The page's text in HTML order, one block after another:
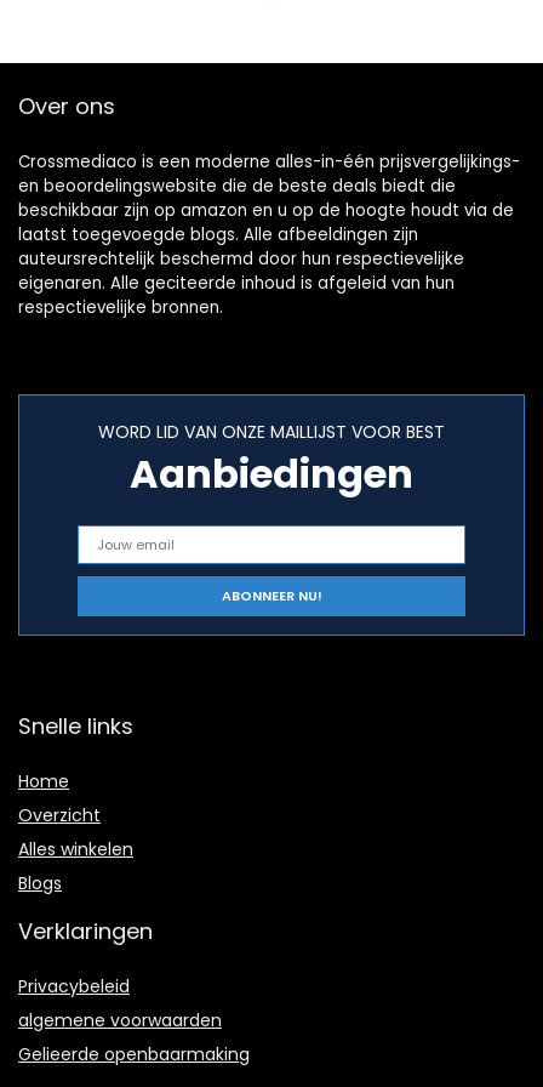
Over ons
Crossmediaco is een moderne alles-in-één prijsvergelijkings-
en beoordelingswebsite die de beste deals biedt die
beschikbaar zijn op amazon en u op de hoogte houdt via de
laatst toegevoegde blogs. Alle afbeeldingen zijn
auteursrechtelijk beschermd door hun respectievelijke
eigenaren. Alle geciteerde inhoud is afgeleid van hun
respectievelijke bronnen.
WORD LID VAN ONZE MAILLIJST VOOR BEST
Aanbiedingen
Snelle links
Home
Overzicht
Alles winkelen
Blogs
Verklaringen
Privacybeleid
algemene voorwaarden
Gelieerde openbaarmaking